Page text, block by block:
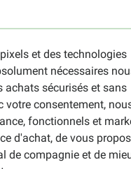
et des technologies
nécessaires
achats sécurisés et sans
votre consentement,
fonctionnels et
d'achat, de vous
de compagnie et de